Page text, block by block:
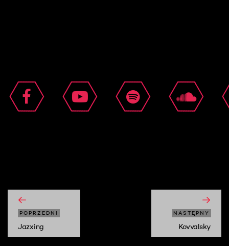
POPRZEDNI
Jazxing
NASTĘPNY
Kovvalsky